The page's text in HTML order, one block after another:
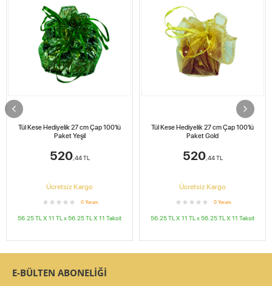
Tül Kese Hediyelik 27 cm Çap 100'lü
Paket Yeşil
520,44TL
Ücretsiz Kargo
0 Yorum
56.25 TL X 11 TL x56.25 TL X 11 Taksit
Tül Kese Hediyelik 27 cm Çap 100'lü
Paket Gold
520,44TL
Ücretsiz Kargo
0 Yorum
56.25 TL X 11 TL x56.25 TL X 11 Taksit
E-BÜLTEN ABONELİĞİ